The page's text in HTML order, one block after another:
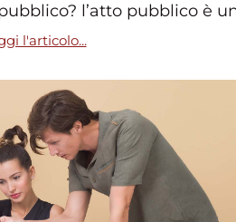
l’atto pubblico è
l'articolo...